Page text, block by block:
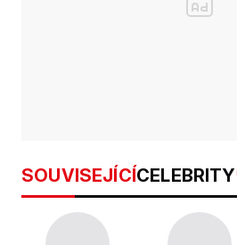
SOUVISEJÍCÍCELEBRITY